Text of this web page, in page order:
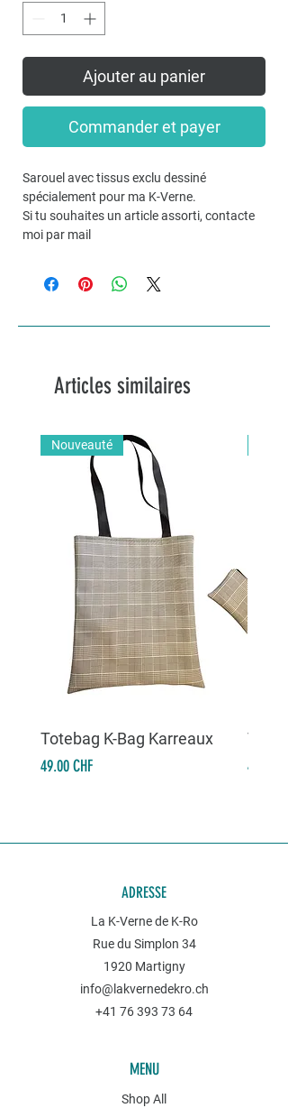
Ajouter au panier
Commander et payer
Sarouel avec tissus exclu dessiné
spécialement pour ma K-Verne.
Si tu souhaites un article assorti, contacte
moi par mail
Articles similaires
Nouveauté
Totebag K-Bag Karreaux
Prix
49.00 CHF Prix
49.00
ADRESSE
La K-Verne de K-Ro
Rue du Simplon 34
1920 Martigny
info@lakvernedekro.ch
+41 76 393 73 64
MENU
Shop All